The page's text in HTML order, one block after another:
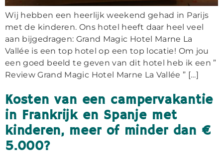
Wij hebben een heerlijk weekend gehad in Parijs
met de kinderen. Ons hotel heeft daar heel veel
aan bijgedragen: Grand Magic Hotel Marne La
Vallée is een top hotel op een top locatie! Om jou
een goed beeld te geven van dit hotel heb ik een ”
Review Grand Magic Hotel Marne La Vallée ” […]
Kosten van een campervakantie
in Frankrijk en Spanje met
kinderen, meer of minder dan €
5.000?